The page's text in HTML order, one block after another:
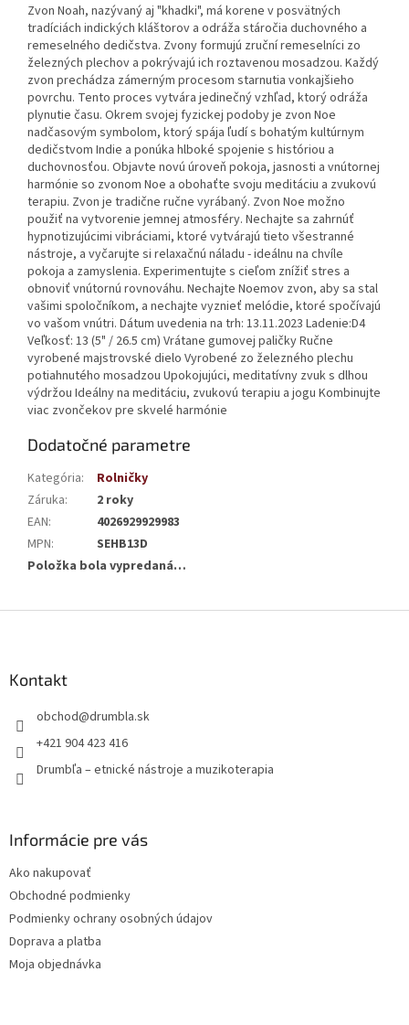
Zvon Noah, nazývaný aj "khadki", má korene v posvätných
tradíciách indických kláštorov a odráža stáročia duchovného a
remeselného dedičstva. Zvony formujú zruční remeselníci zo
železných plechov a pokrývajú ich roztavenou mosadzou. Každý
zvon prechádza zámerným procesom starnutia vonkajšieho
povrchu. Tento proces vytvára jedinečný vzhľad, ktorý odráža
plynutie času. Okrem svojej fyzickej podoby je zvon Noe
nadčasovým symbolom, ktorý spája ľudí s bohatým kultúrnym
dedičstvom Indie a ponúka hlboké spojenie s históriou a
duchovnosťou. Objavte novú úroveň pokoja, jasnosti a vnútornej
harmónie so zvonom Noe a obohaťte svoju meditáciu a zvukovú
terapiu. Zvon je tradične ručne vyrábaný. Zvon Noe možno
použiť na vytvorenie jemnej atmosféry. Nechajte sa zahrnúť
hypnotizujúcimi vibráciami, ktoré vytvárajú tieto všestranné
nástroje, a vyčarujte si relaxačnú náladu - ideálnu na chvíle
pokoja a zamyslenia. Experimentujte s cieľom znížiť stres a
obnoviť vnútornú rovnováhu. Nechajte Noemov zvon, aby sa stal
vašimi spoločníkom, a nechajte vyznieť melódie, ktoré spočívajú
vo vašom vnútri. Dátum uvedenia na trh: 13.11.2023 Ladenie:D4
Veľkosť: 13 (5" / 26.5 cm) Vrátane gumovej paličky Ručne
vyrobené majstrovské dielo Vyrobené zo železného plechu
potiahnutého mosadzou Upokojujúci, meditatívny zvuk s dlhou
výdržou Ideálny na meditáciu, zvukovú terapiu a jogu Kombinujte
viac zvončekov pre skvelé harmónie
Dodatočné parametre
Kategória:
Rolničky
Záruka:
2 roky
EAN:
4026929929983
MPN:
SEHB13D
Položka bola vypredaná…
Kontakt
obchod@drumbla.sk
+421 904 423 416
Drumbľa – etnické nástroje a muzikoterapia
Informácie pre vás
Ako nakupovať
Obchodné podmienky
Podmienky ochrany osobných údajov
Doprava a platba
Moja objednávka